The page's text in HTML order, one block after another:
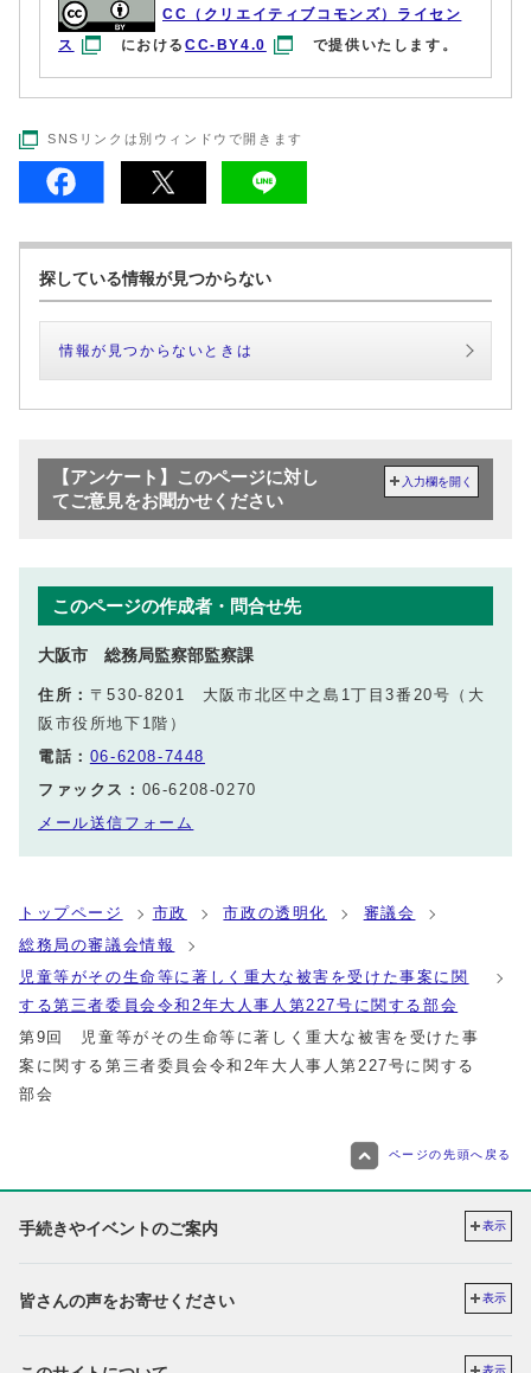
CC（クリエイティブコモンズ）ライセン
ス
におけるCC-BY4.0 で提供いたします。
SNSリンクは別ウィンドウで開きます
探している情報が見つからない
情報が見つからないときは
【アンケート】このページに対し
てご意見をお聞かせください
入力欄を開く
このページの作成者・問合せ先
大阪市 総務局監察部監察課
住所： 〒530-8201 大阪市北区中之島1丁目3番20号（大
阪市役所地下1階）
電話： 06-6208-7448
ファックス： 06-6208-0270
メール送信フォーム
トップページ 市政 市政の透明化
審議会
総務局の審議会情報
児童等がその生命等に著しく重大な被害を受けた事案に関
する第三者委員会令和2年大人事人第227号に関する部会
第9回 児童等がその生命等に著しく重大な被害を受けた事
案に関する第三者委員会令和2年大人事人第227号に関する
部会
ページの先頭へ戻る
手続きやイベントのご案内 表示
皆さんの声をお寄せください 表示
表示